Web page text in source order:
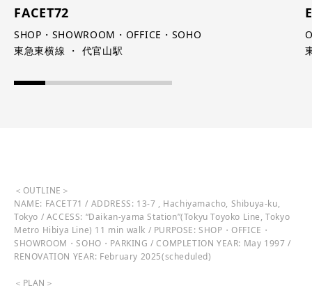
FACET72
SHOP・SHOWROOM・OFFICE・SOHO
東急東横線 ・ 代官山駅
＜OUTLINE＞
NAME: FACET71 / ADDRESS: 13-7 , Hachiyamacho, Shibuya-ku,
Tokyo / ACCESS: “Daikan-yama Station”(Tokyu Toyoko Line, Tokyo
Metro Hibiya Line) 11 min walk / PURPOSE: SHOP・OFFICE・
SHOWROOM・SOHO・PARKING / COMPLETION YEAR: May 1997 /
RENOVATION YEAR: February 2025(scheduled)
＜PLAN＞